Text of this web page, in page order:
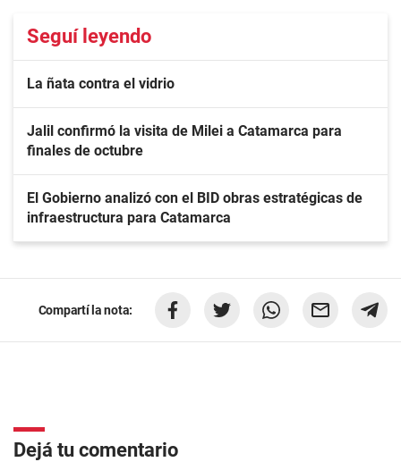
Seguí leyendo
La ñata contra el vidrio
Jalil confirmó la visita de Milei a Catamarca para
finales de octubre
El Gobierno analizó con el BID obras estratégicas de
infraestructura para Catamarca
Compartí la nota:
Dejá tu comentario